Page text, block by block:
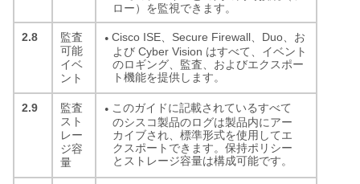
ロー）を監視できます。
2.8
監査
可能
イベ
ント
● Cisco ISE、Secure Firewall、Duo、お
よび Cyber Vision はすべて、イベント
のロギング、監査、およびエクスポー
ト機能を提供します。
2.9
監査
スト
レー
ジ容
量
● このガイドに記載されているすべて
のシスコ製品のログは製品内にアー
カイブされ、標準形式を使用してエ
クスポートできます。保持ポリシー
とストレージ容量は構成可能です。